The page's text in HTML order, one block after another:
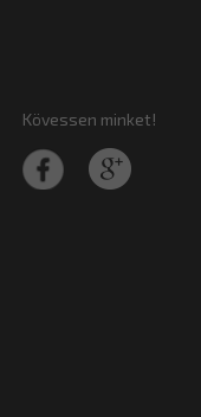
Kövessen minket!